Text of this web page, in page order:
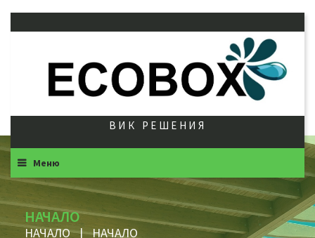
ВИК РЕШЕНИЯ
Меню
НАЧАЛО
НАЧАЛО | НАЧАЛО